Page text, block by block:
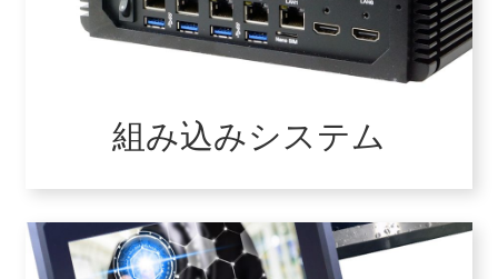
組み込みシステム